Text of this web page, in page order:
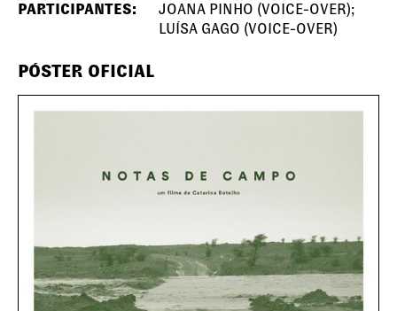
PARTICIPANTES:
JOANA PINHO (VOICE-OVER);
LUÍSA GAGO (VOICE-OVER)
PÓSTER OFICIAL